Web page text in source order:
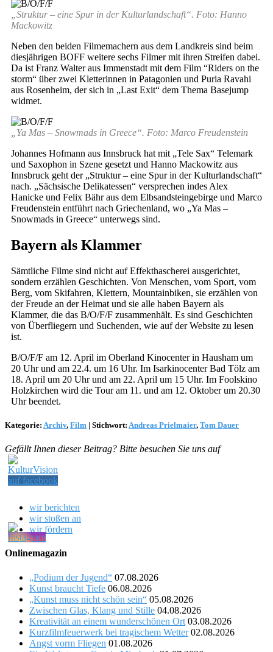
„Struktur – eine Spur in der Kulturlandschaft“. Foto: Hanno
Mackowitz
Neben den beiden Filmemachern aus dem Landkreis sind beim
diesjährigen BOFF weitere sechs Filmer mit ihren Streifen dabei.
Da ist Franz Walter aus Immenstadt mit dem Film “Riders on the
storm“ über zwei Kletterinnen in Patagonien und Puria Ravahi
aus Rosenheim, der sich in „Last Exit“ dem Thema Basejump
widmet.
„Ya Mas – Snowmads in Greece“. Foto: Marco Freudenstein
Johannes Hofmann aus Innsbruck hat mit „Tele Sax“ Telemark
und Saxophon in Szene gesetzt und Hanno Mackowitz aus
Innsbruck geht der „Struktur – eine Spur in der Kulturlandschaft“
nach. „Sächsische Delikatessen“ versprechen indes Alex
Hanicke und Felix Bähr aus dem Elbsandsteingebirge und Marco
Freudenstein entführt nach Griechenland, wo „Ya Mas –
Snowmads in Greece“ unterwegs sind.
Bayern als Klammer
Sämtliche Filme sind nicht auf Effekthascherei ausgerichtet,
sondern erzählen Geschichten. Von Menschen, vom Sport, vom
Berg, vom Skifahren, Klettern, Mountainbiken, sie erzählen von
der Freude an der Heimat und sie alle haben Bayern als
Klammer, die das B/O/F/F zusammenhält. Es sind Geschichten
von Überfliegern und Suchenden, wie auf der Website zu lesen
ist.
B/O/F/F am 12. April im Oberland Kinocenter in Hausham um
20 Uhr und am 22.4. um 16 Uhr. Im Isarkinocenter Bad Tölz am
18. April um 20 Uhr und am 22. April um 15 Uhr. Im Foolskino
Holzkirchen wird die Tour am 11. und am 12. Oktober um 20.30
Uhr beendet.
Kategorie: Archiv, Film | Stichwort: Andreas Prielmaier, Tom Dauer
Gefällt Ihnen dieser Beitrag? Bitte besuchen Sie uns auf
wir berichten
wir stoßen an
wir fördern
Onlinemagazin
„Podium der Jugend“ 07.08.2026
Kunst braucht Tiefe 06.08.2026
„Kunst muss nicht schön sein“ 05.08.2026
Zwischen Glas, Klang und Stille 04.08.2026
Kreativität an einem wunderschönen Ort 03.08.2026
Kurzfilmfeuerwerk bei tragischem Wetter 02.08.2026
Angst vorm Fliegen 01.08.2026